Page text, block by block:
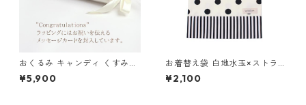
おくるみ キャンディ くすみブ
ルー
¥5,900
お着替え袋 白地水玉×ストライ
プ 85-73051-2
¥2,100